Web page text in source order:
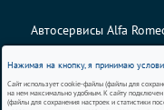
Нажимая на кнопку, я принимаю
Сайт использует cookie-файлы (файлы для
на нем максимально удобным. К сайту
(файлы для сохранения настроек и статистики
Автосервисы Alfa
Политика